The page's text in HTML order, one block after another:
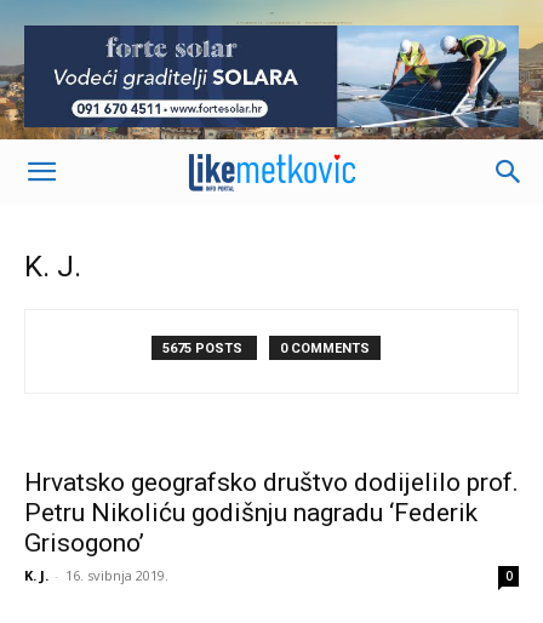
-
K. J.
5675 POSTS 0 COMMENTS
Hrvatsko geografsko društvo dodijelilo prof.
Petru Nikoliću godišnju nagradu ‘Federik
Grisogono’
K. J. - 16. svibnja 2019. 0